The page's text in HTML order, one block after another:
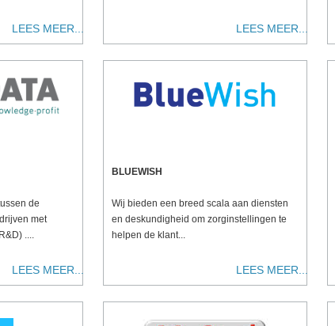
LEES MEER... LEES MEER...
de
met
....
LEES MEER...
BLUEWISH
Wij bieden een breed scala aan diensten
en deskundigheid om zorginstellingen te
helpen de klant...
LEES MEER...